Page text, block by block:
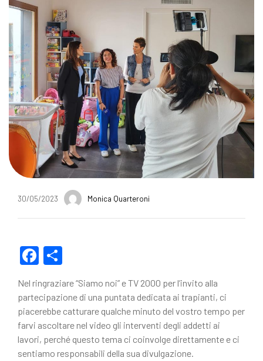
30/05/2023 Monica Quarteroni
F
c
e
b
o
n
di
vi
di
Nel ringraziare “Siamo noi” e TV 2000 per l’invito alla
partecipazione di una puntata dedicata ai trapianti, ci
piacerebbe catturare qualche minuto del vostro tempo per
farvi ascoltare nel video gli interventi degli addetti ai
lavori, perché questo tema ci coinvolge direttamente e ci
sentiamo responsabili della sua divulgazione.